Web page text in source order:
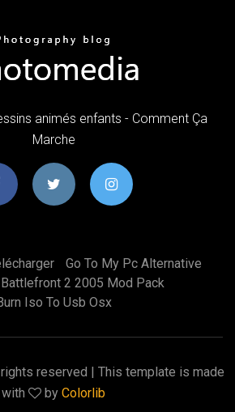
animés enfants - Comment Ça
Marche
Go To My Pc Alternative
2 2005 Mod Pack
Iso To Usb Osx
reserved | This template is made
with
by Colorlib